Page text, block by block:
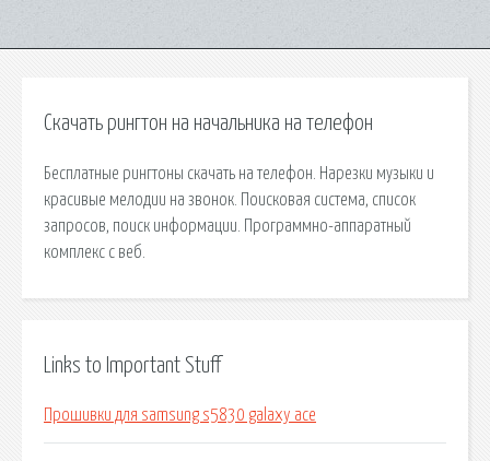
Скачать рингтон на начальника на телефон
Бесплатные рингтоны скачать на телефон. Нарезки музыки и
красивые мелодии на звонок. Поисковая сиcтема, список
запросов, поиск информации. Программно-аппаратный
комплекс с веб.
Links to Important Stuff
Прошивки для samsung s5830 galaxy ace